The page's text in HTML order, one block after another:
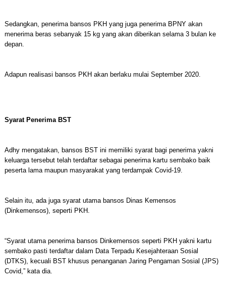
Sedangkan, penerima bansos PKH yang juga penerima BPNY akan
menerima beras sebanyak 15 kg yang akan diberikan selama 3 bulan ke
depan.
Adapun realisasi bansos PKH akan berlaku mulai September 2020.
Syarat Penerima BST
Adhy mengatakan, bansos BST ini memiliki syarat bagi penerima yakni
keluarga tersebut telah terdaftar sebagai penerima kartu sembako baik
peserta lama maupun masyarakat yang terdampak Covid-19.
Selain itu, ada juga syarat utama bansos Dinas Kemensos
(Dinkemensos), seperti PKH.
“Syarat utama penerima bansos Dinkemensos seperti PKH yakni kartu
sembako pasti terdaftar dalam Data Terpadu Kesejahteraan Sosial
(DTKS), kecuali BST khusus penanganan Jaring Pengaman Sosial (JPS)
Covid,” kata dia.